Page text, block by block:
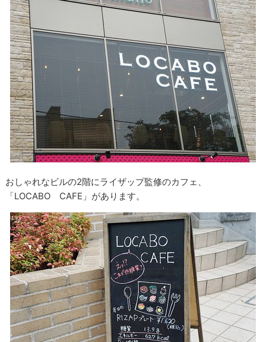
おしゃれなビルの2階にライザップ監修のカフェ、
「LOCABO CAFE」があります。